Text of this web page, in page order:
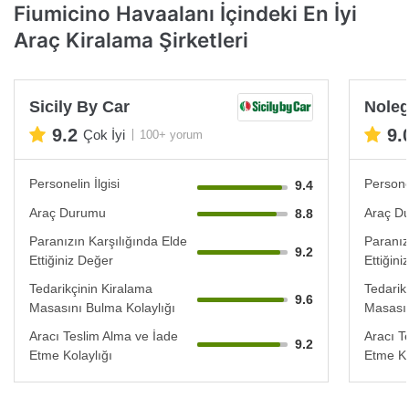
Fiumicino Havaalanı İçindeki En İyi
Araç Kiralama Şirketleri
Sicily By Car
9.2 Çok İyi 100+ yorum
Personelin İlgisi
9.4
Araç Durumu
8.8
Paranızın Karşılığında Elde
Ettiğiniz Değer
9.2
Tedarikçinin Kiralama
Masasını Bulma Kolaylığı
9.6
Aracı Teslim Alma ve İade
Etme Kolaylığı
9.2
Araç
Aracı
Etme